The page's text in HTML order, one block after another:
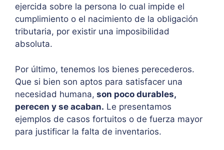
ejercida sobre la persona lo cual impide el
cumplimiento o el nacimiento de la obligación
tributaria, por existir una imposibilidad
absoluta.
Por último, tenemos los bienes perecederos.
Que si bien son aptos para satisfacer una
necesidad humana, son poco durables,
perecen y se acaban. Le presentamos
ejemplos de casos fortuitos o de fuerza mayor
para justificar la falta de inventarios.